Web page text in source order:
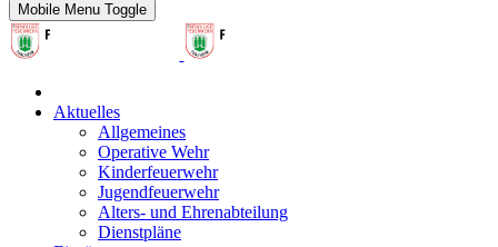
Mobile Menu Toggle
Aktuelles
Allgemeines
Operative Wehr
Kinderfeuerwehr
Jugendfeuerwehr
Alters- und Ehrenabteilung
Dienstpläne